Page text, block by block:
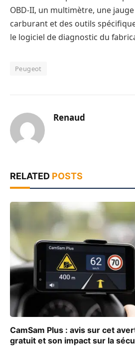
OBD-II, un multimètre, une
carburant et des outils
le logiciel de diagnostic du
Peugeot
Renaud
RELATED POSTS
CamSam Plus : avis sur cet
gratuit et son impact sur la